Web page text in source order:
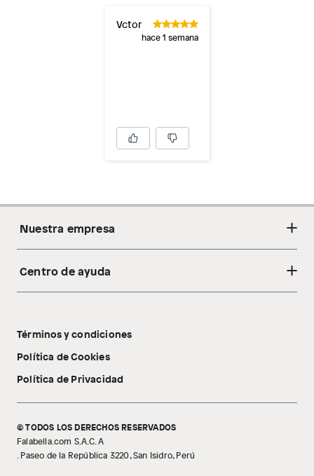
Vctor
hace 1 semana
Nuestra empresa
Acerca de nosotros
Tecnología Pillow Walk
Centro de ayuda
Libro de reclamaciones
Términos y condiciones
Política de Cookies
Política de Privacidad
© TODOS LOS DERECHOS RESERVADOS
Falabella.com S.A.C. A
. Paseo de la República 3220, San Isidro, Perú